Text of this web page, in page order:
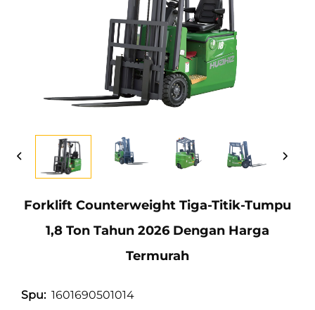
Forklift Counterweight Tiga-Titik-Tumpu
1,8 Ton Tahun 2026 Dengan Harga
Termurah
Spu: 1601690501014